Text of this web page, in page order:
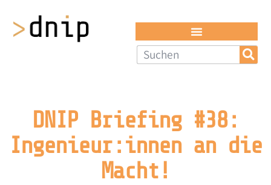
DNIP Briefing #38:
Ingenieur:innen an die
Macht!